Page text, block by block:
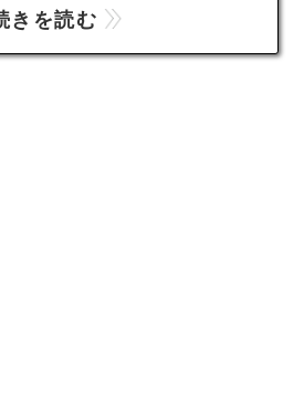
きを読む